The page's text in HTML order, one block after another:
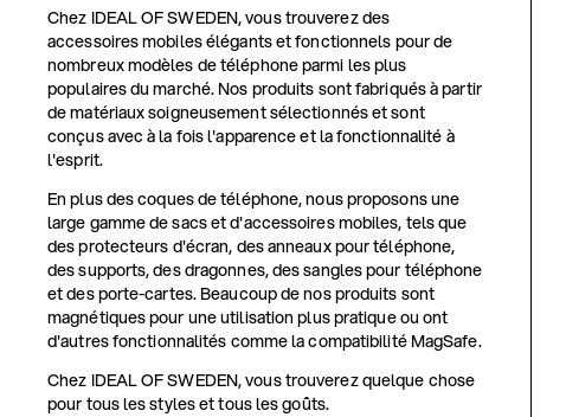
Chez IDEAL OF SWEDEN, vous trouverez des
accessoires mobiles élégants et fonctionnels pour de
nombreux modèles de téléphone parmi les plus
populaires du marché. Nos produits sont fabriqués à partir
de matériaux soigneusement sélectionnés et sont
conçus avec à la fois l'apparence et la fonctionnalité à
l'esprit.
En plus des coques de téléphone, nous proposons une
large gamme de sacs et d'accessoires mobiles, tels que
des protecteurs d'écran, des anneaux pour téléphone,
des supports, des dragonnes, des sangles pour téléphone
et des porte-cartes. Beaucoup de nos produits sont
magnétiques pour une utilisation plus pratique ou ont
d'autres fonctionnalités comme la compatibilité MagSafe.
Chez IDEAL OF SWEDEN, vous trouverez quelque chose
pour tous les styles et tous les goûts.